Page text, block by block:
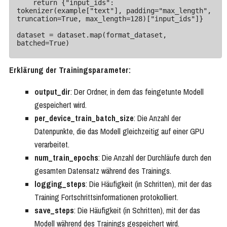
tokenizer(example["text"], padding="max_length",
truncation=True, max_length=128)["input_ids"]}
dataset = dataset.map(format_dataset,
batched=True)
Erklärung der Trainingsparameter:
output_dir: Der Ordner, in dem das feingetunte Modell
gespeichert wird.
per_device_train_batch_size: Die Anzahl der
Datenpunkte, die das Modell gleichzeitig auf einer GPU
verarbeitet.
num_train_epochs: Die Anzahl der Durchläufe durch den
gesamten Datensatz während des Trainings.
logging_steps: Die Häufigkeit (in Schritten), mit der das
Training Fortschrittsinformationen protokolliert.
save_steps: Die Häufigkeit (in Schritten), mit der das
Modell während des Trainings gespeichert wird.